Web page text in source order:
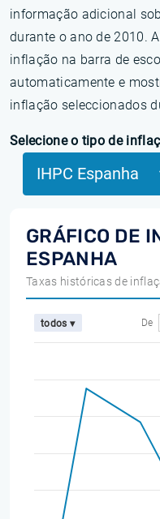
informação adicional
durante o ano de 2010.
inflação na barra de
automaticamente e
inflação seleccionados
Selecione o tipo de
IHPC Espanha
GRÁFICO DE
ESPANHA
Taxas históricas de
todos ▾ De